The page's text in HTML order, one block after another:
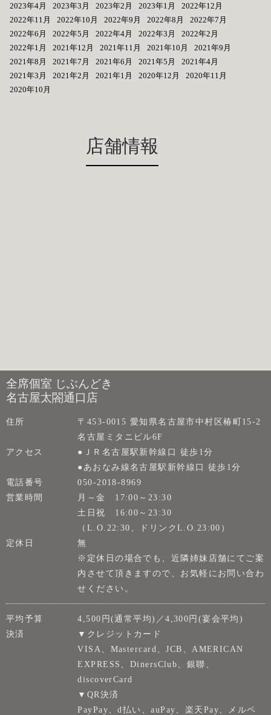
2023年4月
2023年3月 2023年2月 2023年1月
2022年12月
2022年11月
2022年10月 2022年9月 2022年8月
2022年7月
2022年6月
2022年5月 2022年4月 2022年3月
2022年2月
2022年1月
2021年12月 2021年11月 2021年10月
2021年9月
2021年8月
2021年7月 2021年6月 2021年5月
2021年4月
2021年3月
2021年2月 2021年1月 2020年12月
2020年11月
2020年10月
店舗情報
全席個室 じぶんどき
名古屋太閤通口店
住所
〒453-0015 愛知県名古屋市中村区椿町15-2
名古屋ミタニビル6F
アクセス
●ＪＲ名古屋駅新幹線口 徒歩1分
●あおなみ線名古屋駅新幹線口 徒歩1分
電話番号
050-2018-8969
営業時間
月～金 17:00～23:30
土日祝 16:00～23:30
（L.O.22:30、ドリンクL.O.23:00）
定休日
無
※定休日の場合でも、近隣姉妹店舗にてご案
内させて頂きますので、お気軽にお問い合わ
せください。
平均予算
4,500円(通常平均)／4,300円(宴会平均)
決済
▼クレジットカード
VISA、Mastercard、JCB、AMERICAN
EXPRESS、DinersClub、銀聯、
discoverCard
▼QR決済
PayPay、d払い、auPay、楽天Pay、メルペ